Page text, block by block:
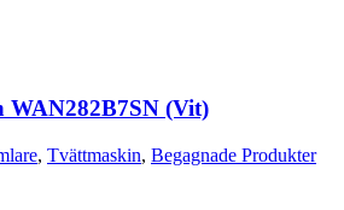
WAN282B7SN (Vit)
, Tvättmaskin, Begagnade Produkter